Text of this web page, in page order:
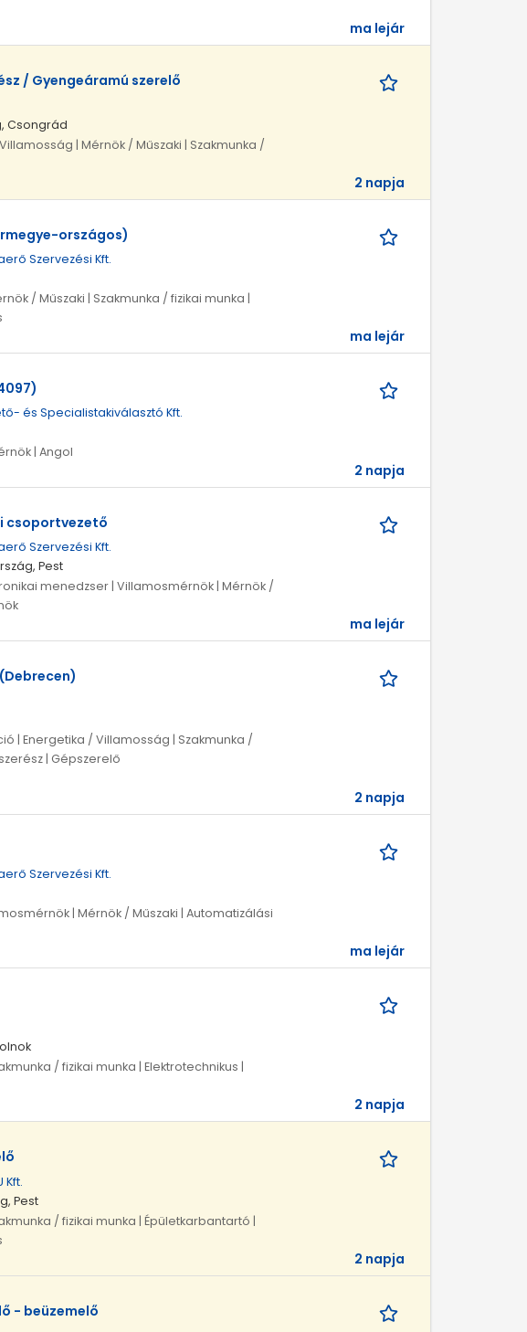
ma lejár
/ Gyengeáramú szerelő
Csongrád
| Mérnök / Műszaki | Szakmunka /
2 napja
országos)
Szervezési Kft.
/ Műszaki | Szakmunka / fizikai munka |
ma lejár
és Specialistakiválasztó Kft.
| Angol
2 napja
csoportvezető
Szervezési Kft.
Pest
menedzser | Villamosmérnök | Mérnök /
ma lejár
| Energetika / Villamosság | Szakmunka /
| Gépszerelő
2 napja
Szervezési Kft.
| Mérnök / Műszaki | Automatizálási
ma lejár
/ fizikai munka | Elektrotechnikus |
2 napja
Kft.
Pest
/ fizikai munka | Épületkarbantartó |
2 napja
- beüzemelő